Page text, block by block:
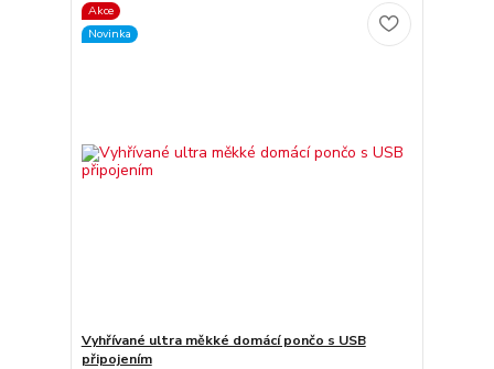
Akce
Novinka
Vyhřívané ultra měkké domácí pončo s USB
připojením